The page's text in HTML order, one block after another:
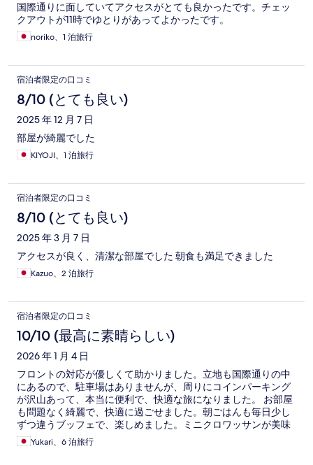
国際通りに面していてアクセスがとても良かったです。チェッ
クアウトが11時でゆとりがあってよかったです。
noriko、1 泊旅行
宿泊者限定の口コミ
8/10 (とても良い)
2025 年 12 月 7 日
部屋が綺麗でした
KIYOJI、1 泊旅行
宿泊者限定の口コミ
8/10 (とても良い)
2025 年 3 月 7 日
アクセスが良く、清潔な部屋でした 朝食も満足できました
Kazuo、2 泊旅行
宿泊者限定の口コミ
10/10 (最高に素晴らしい)
2026 年 1 月 4 日
フロントの対応が優しくて助かりました。立地も国際通りの中
にあるので、駐車場はありませんが、周りにコインパーキング
が沢山あって、本当に便利で、快適な旅になりました。 お部屋
も問題なく綺麗で、快適に過ごせました。朝ごはんも毎日少し
ずつ違うブッフェで、楽しめました。ミニクロワッサンが美味
しい！Yukari、6 泊旅行